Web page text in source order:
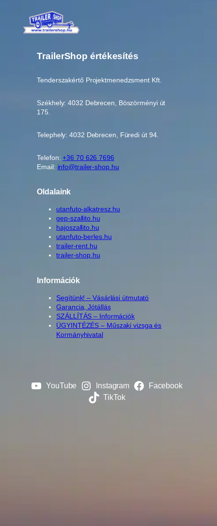
TrailerShop értékesítés
Tenderszakértő Projektmenedzsment Kft.
Székhely: 4032 Debrecen, Böszörményi út
175.
Telephely: 4032 Debrecen, Füredi út 94.
Telefon:+36 70 626 7696
Email: info@trailer-shop.hu
Oldalaink
utanfuto-alkatresz.hu
gep-szallito.hu
hajoszallito.hu
utanfuto-berles.hu
trailer-rent.hu
trailer-shop.hu
Információk
Segítünk! – Vásárlási útmutató
Garancia, Jótállás
SZÁLLÍTÁS – Információk
ÜGYINTÉZÉS – Műszaki vizsga és
Kormányhivatal
YouTube Instagram
Facebook
TikTok